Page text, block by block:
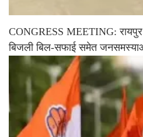
CONGRESS MEETING:
बिजली बिल-सफाई समेत